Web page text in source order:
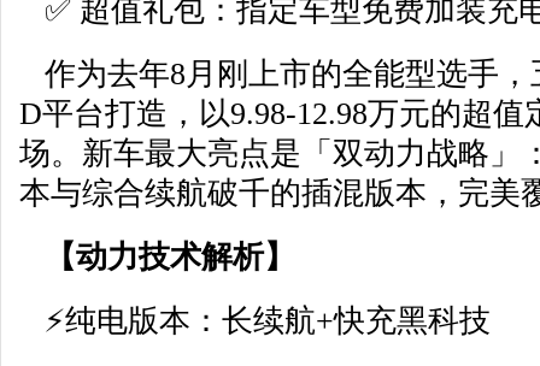
✅ 超值礼包：指定车型免费加装充
作为去年8月刚上市的全能型选手，
D平台打造，以9.98-12.98万元的超
场。新车最大亮点是「双动力战略」
本与综合续航破千的插混版本，完美
【动力技术解析】
⚡纯电版本：长续航+快充黑科技